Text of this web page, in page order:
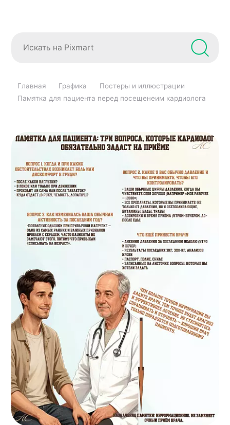
Главная Графика
Постеры и иллюстрации
Памятка для пациента перед посещенеим кардиолога